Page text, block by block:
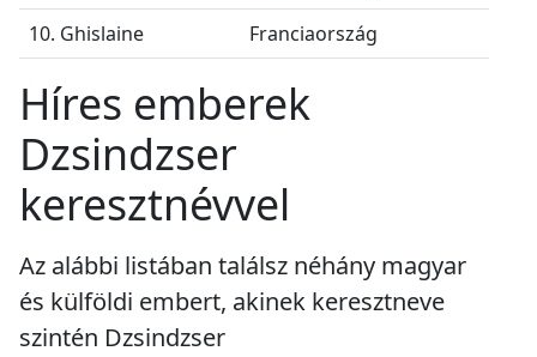
10. Ghislaine
Franciaország
Híres emberek
Dzsindzser
keresztnévvel
Az alábbi listában találsz néhány magyar
és külföldi embert, akinek keresztneve
szintén Dzsindzser